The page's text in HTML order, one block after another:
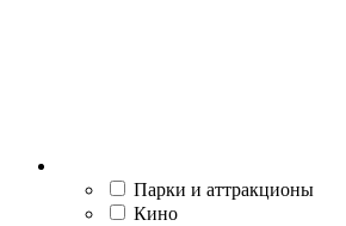
Парки и аттракционы
Кино